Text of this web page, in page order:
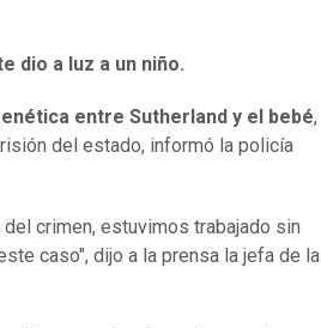
dio a luz a un niño.
entre Sutherland y el bebé,
del estado, informó la policía
crimen, estuvimos trabajado sin
caso", dijo a la prensa la jefa de la